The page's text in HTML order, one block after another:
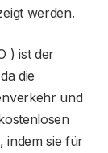
werden.
) ist der
die
und
indem sie für